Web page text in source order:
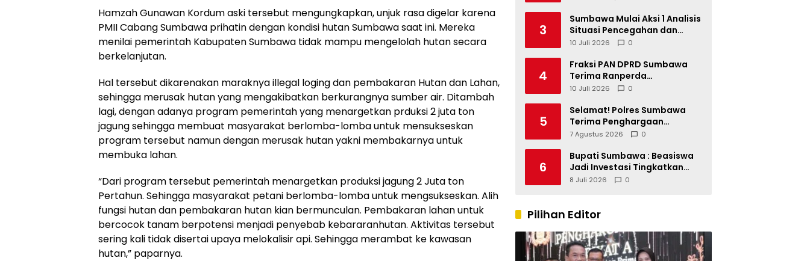
Hamzah Gunawan Kordum aski tersebut mengungkapkan, unjuk rasa digelar karena
PMII Cabang Sumbawa prihatin dengan kondisi hutan Sumbawa saat ini. Mereka
menilai pemerintah Kabupaten Sumbawa tidak mampu mengelolah hutan secara
berkelanjutan.
Hal tersebut dikarenakan maraknya illegal loging dan pembakaran Hutan dan Lahan,
sehingga merusak hutan yang mengakibatkan berkurangnya sumber air. Ditambah
lagi, dengan adanya program pemerintah yang menargetkan prduksi 2 juta ton
jagung sehingga membuat masyarakat berlomba-lomba untuk mensukseskan
program tersebut namun dengan merusak hutan yakni membakarnya untuk
membuka lahan.
“Dari program tersebut pemerintah menargetkan produksi jagung 2 Juta ton
Pertahun. Sehingga masyarakat petani berlomba-lomba untuk mengsukseskan. Alih
fungsi hutan dan pembakaran hutan kian bermunculan. Pembakaran lahan untuk
bercocok tanam berpotensi menjadi penyebab kebararanhutan. Aktivitas tersebut
sering kali tidak disertai upaya melokalisir api. Sehingga merambat ke kawasan
hutan,” paparnya.
3
Sumbawa Mulai Aksi 1 Analisis
Situasi Pencegahan dan
Percepatan Penurunan
10 Juli 2026 0
4
Fraksi PAN DPRD Sumbawa
Terima Ranperda
Pertanggungjawaban APBD
Miliar dan Kinerja OPD
10 Juli 2026 0
5
Selamat! Polres Sumbawa
Terima Penghargaan
Pelayanan Prima dari Kapolri
7 Agustus 2026 0
6
Bupati Sumbawa : Beasiswa
Jadi Investasi Tingkatkan
Kualitas SDM
8 Juli 2026 0
Pilihan Editor